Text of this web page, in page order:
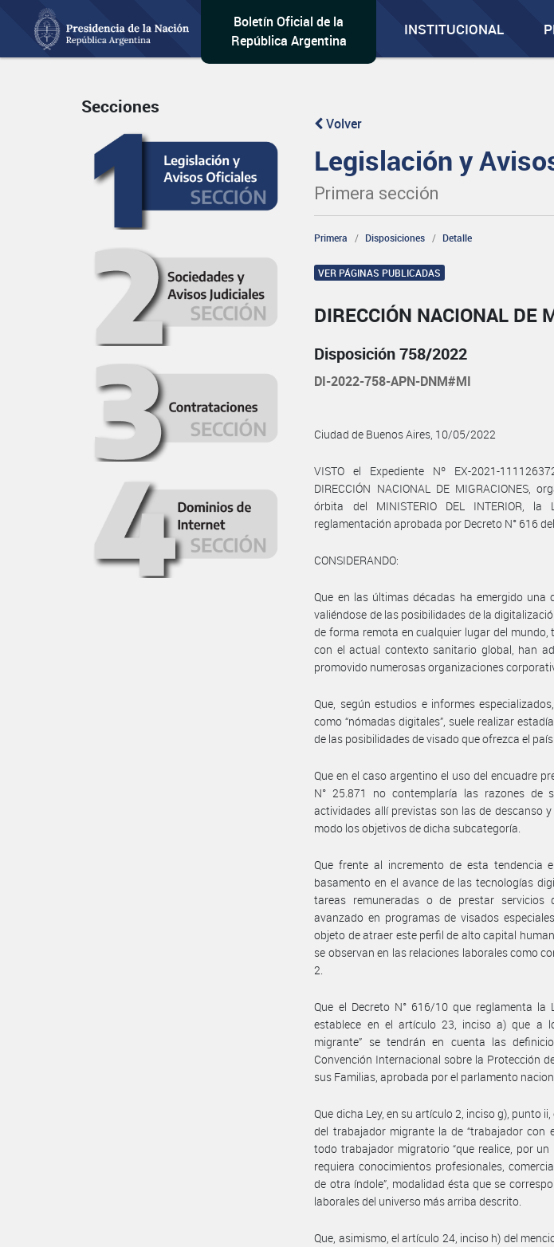
Boletín Oficial de la
República Argentina
INSTITUCIONAL
Secciones
Volver
Legislación y
Primera sección
Primera Disposiciones Detalle
VER PÁGINAS PUBLICADAS
DIRECCIÓN NACIONAL DE
Disposición 758/2022
DI-2022-758-APN-DNM#MI
Ciudad de Buenos Aires, 10/05/2022
VISTO el Expediente Nº EX-2021-
DIRECCIÓN NACIONAL DE MIGRACIONES,
órbita del MINISTERIO DEL INTERIOR,
reglamentación aprobada por Decreto N° 616
CONSIDERANDO:
Que en las últimas décadas ha emergido una
valiéndose de las posibilidades de la
de forma remota en cualquier lugar del mundo,
con el actual contexto sanitario global, han
promovido numerosas organizaciones
Que, según estudios e informes
como “nómadas digitales”, suele realizar
de las posibilidades de visado que ofrezca el
Que en el caso argentino el uso del encuadre
N° 25.871 no contemplaría las razones de
actividades allí previstas son las de descanso
modo los objetivos de dicha subcategoría.
Que frente al incremento de esta tendencia
basamento en el avance de las tecnologías
tareas remuneradas o de prestar
avanzado en programas de visados
objeto de atraer este perfil de alto capital
se observan en las relaciones laborales como
2.
Que el Decreto N° 616/10 que reglamenta la
establece en el artículo 23, inciso a) que a
migrante” se tendrán en cuenta las
Convención Internacional sobre la Protección
sus Familias, aprobada por el parlamento
Que dicha Ley, en su artículo 2, inciso g), punto
del trabajador migrante la de “trabajador con
todo trabajador migratorio “que realice, por
requiera conocimientos profesionales,
de otra índole”, modalidad ésta que se
laborales del universo más arriba descrito.
Que, asimismo, el artículo 24, inciso h) del